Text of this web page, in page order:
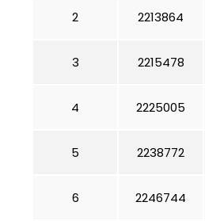
2 2213864
3 2215478
4 2225005
5 2238772
6 2246744